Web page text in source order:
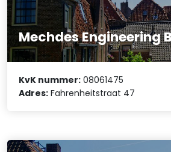
Mechdes Engineering
KvK nummer: 08061475
Adres: Fahrenheitstraat 47